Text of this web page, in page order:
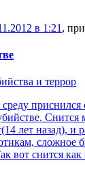
в 1:21 ,
и террор
приснился
Снится
лет назад), и
сложное
вот снится как